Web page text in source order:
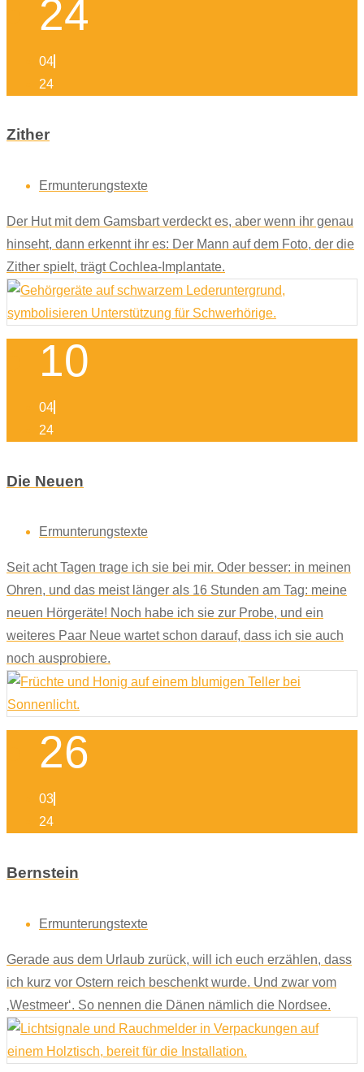
24
04
24
Zither
Ermunterungstexte
Der Hut mit dem Gamsbart verdeckt es, aber wenn ihr genau
hinseht, dann erkennt ihr es: Der Mann auf dem Foto, der die
Zither spielt, trägt Cochlea-Implantate.
10
04
24
Die Neuen
Ermunterungstexte
Seit acht Tagen trage ich sie bei mir. Oder besser: in meinen
Ohren, und das meist länger als 16 Stunden am Tag: meine
neuen Hörgeräte! Noch habe ich sie zur Probe, und ein
weiteres Paar Neue wartet schon darauf, dass ich sie auch
noch ausprobiere.
26
03
24
Bernstein
Ermunterungstexte
Gerade aus dem Urlaub zurück, will ich euch erzählen, dass
ich kurz vor Ostern reich beschenkt wurde. Und zwar vom
‚Westmeer‘. So nennen die Dänen nämlich die Nordsee.